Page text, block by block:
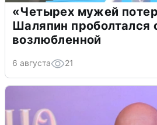
«Четырех мужей
Шаляпин проболтался
возлюбленной
6 августа 21